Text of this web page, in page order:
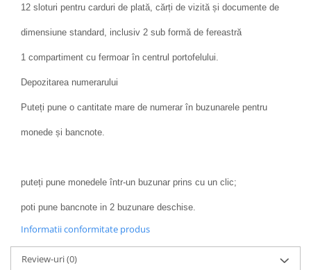
12 sloturi pentru carduri de plată, cărți de vizită și documente de
dimensiune standard, inclusiv 2 sub formă de fereastră
1 compartiment cu fermoar în centrul portofelului.
Depozitarea numerarului
Puteți pune o cantitate mare de numerar în buzunarele pentru
monede și bancnote.
puteți pune monedele într-un buzunar prins cu un clic;
poti pune bancnote in 2 buzunare deschise.
Informatii conformitate produs
Review-uri(0)